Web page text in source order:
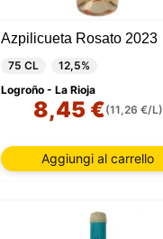
Azpilicueta Rosato 2023
75 CL
12,5%
Logroño - La Rioja
8,45 €(11,26 €/L)
Aggiungi al carrello